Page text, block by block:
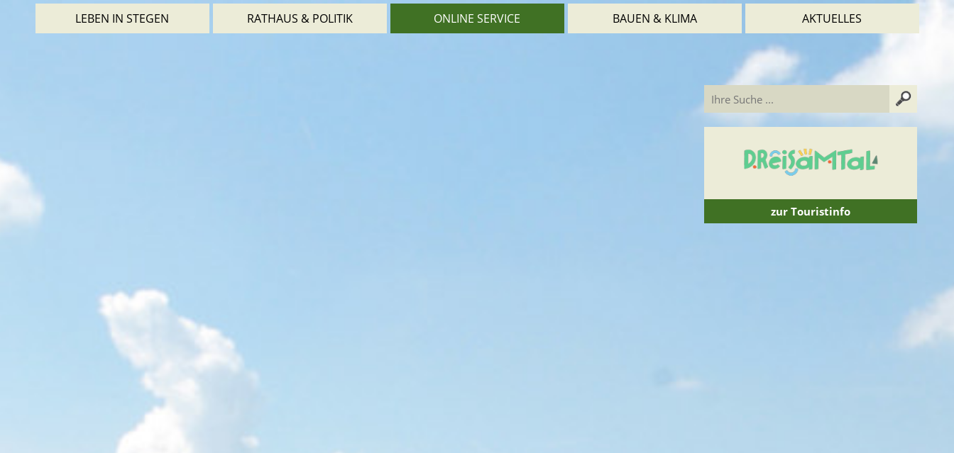
LEBEN IN STEGEN RATHAUS & POLITIK ONLINE SERVICE BAUEN & KLIMA AKTUELLES
zur Touristinfo